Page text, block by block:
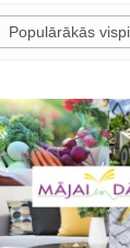
Populārākās